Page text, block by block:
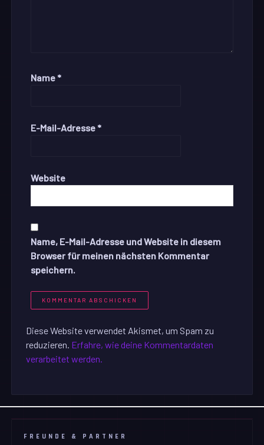
Name *
E-Mail-Adresse *
Website
Name, E-Mail-Adresse und Website in diesem
Browser für meinen nächsten Kommentar
speichern.
Diese Website verwendet Akismet, um Spam zu
reduzieren. Erfahre, wie deine Kommentardaten
verarbeitet werden.
FREUNDE & PARTNER